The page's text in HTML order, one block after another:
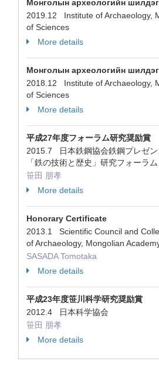
Монголын археологийн шилдэг
2019.12 Institute of Archaeology,
of Sciences
More details
Монголын археологийн шилдэг
2018.12 Institute of Archaeology,
of Sciences
More details
平成27年度フォーラム研究奨励賞
2015.7 日本鉄鋼協会鉄鋼プレゼン
「鉄の技術と歴史」研究フォーラム
笹田 朋孝
More details
Honorary Certificate
2013.1 Scientific Council and
of Archaeology, Mongolian
SASADA Tomotaka
More details
平成23年度笹川科学研究奨励賞
2012.4 日本科学協会
笹田 朋孝
More details